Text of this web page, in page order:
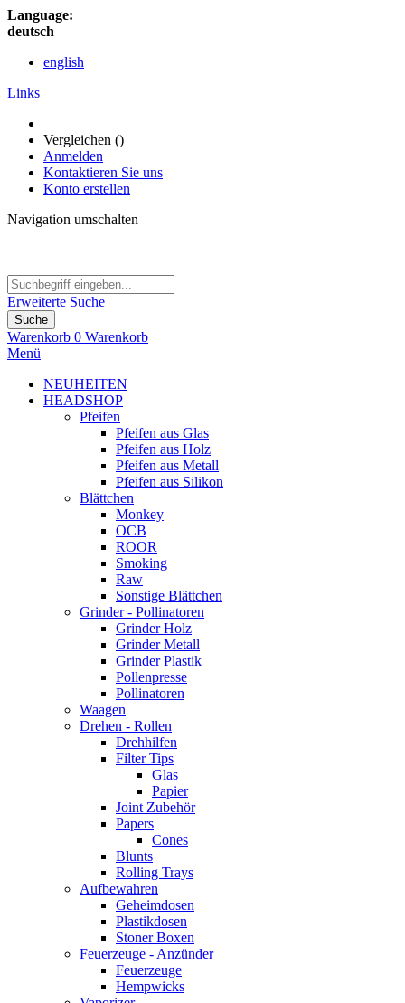
Language:
deutsch
english
Links
Vergleichen ()
Anmelden
Kontaktieren Sie uns
Konto erstellen
Navigation umschalten
Erweiterte Suche
Suche
Warenkorb 0 Warenkorb
Menü
NEUHEITEN
HEADSHOP
Pfeifen
Pfeifen aus Glas
Pfeifen aus Holz
Pfeifen aus Metall
Pfeifen aus Silikon
Blättchen
Monkey
OCB
ROOR
Smoking
Raw
Sonstige Blättchen
Grinder - Pollinatoren
Grinder Holz
Grinder Metall
Grinder Plastik
Pollenpresse
Pollinatoren
Waagen
Drehen - Rollen
Drehhilfen
Filter Tips
Glas
Papier
Joint Zubehör
Papers
Cones
Blunts
Rolling Trays
Aufbewahren
Geheimdosen
Plastikdosen
Stoner Boxen
Feuerzeuge - Anzünder
Feuerzeuge
Hempwicks